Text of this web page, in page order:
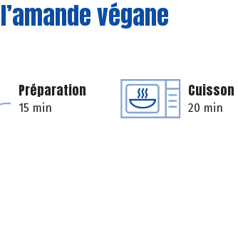
végane
Préparation
15 min
Cuisson
20 min